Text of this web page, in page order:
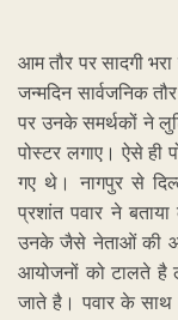
आम तौर पर सादगी
जन्मदिन सार्वजनिक
पर उनके समर्थकों ने
पोस्टर लगाए। ऐसे ही
गए थे। नागपुर से
प्रशांत पवार ने
उनके जैसे नेताओं की
आयोजनों को टालते है
जाते है। पवार के साथ